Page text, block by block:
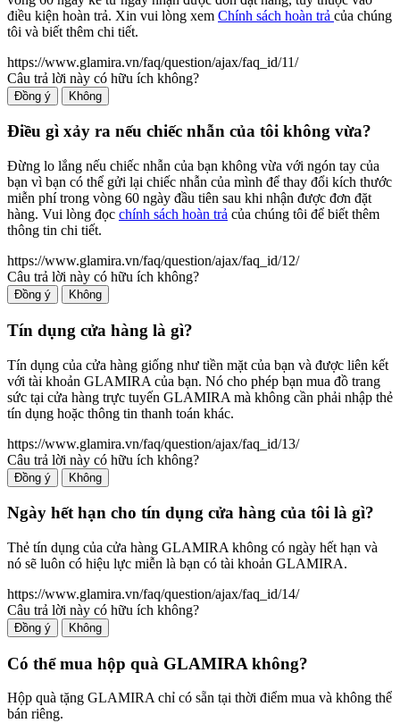
điều kiện hoàn trả. Xin vui lòng xem Chính sách hoàn trả của chúng
tôi và biết thêm chi tiết.
https://www.glamira.vn/faq/question/ajax/faq_id/11/
Câu trả lời này có hữu ích không?
Đồng ý Không
Điều gì xảy ra nếu chiếc nhẫn của tôi không vừa?
Đừng lo lắng nếu chiếc nhẫn của bạn không vừa với ngón tay của
bạn vì bạn có thể gửi lại chiếc nhẫn của mình để thay đổi kích thước
miễn phí trong vòng 60 ngày đầu tiên sau khi nhận được đơn đặt
hàng. Vui lòng đọc chính sách hoàn trả của chúng tôi để biết thêm
thông tin chi tiết.
https://www.glamira.vn/faq/question/ajax/faq_id/12/
Câu trả lời này có hữu ích không?
Đồng ý Không
Tín dụng cửa hàng là gì?
Tín dụng của cửa hàng giống như tiền mặt của bạn và được liên kết
với tài khoản GLAMIRA của bạn. Nó cho phép bạn mua đồ trang
sức tại cửa hàng trực tuyến GLAMIRA mà không cần phải nhập thẻ
tín dụng hoặc thông tin thanh toán khác.
https://www.glamira.vn/faq/question/ajax/faq_id/13/
Câu trả lời này có hữu ích không?
Đồng ý Không
Ngày hết hạn cho tín dụng cửa hàng của tôi là gì?
Thẻ tín dụng của cửa hàng GLAMIRA không có ngày hết hạn và
nó sẽ luôn có hiệu lực miễn là bạn có tài khoản GLAMIRA.
https://www.glamira.vn/faq/question/ajax/faq_id/14/
Câu trả lời này có hữu ích không?
Đồng ý Không
Có thể mua hộp quà GLAMIRA không?
Hộp quà tặng GLAMIRA chỉ có sẵn tại thời điểm mua và không thể
bán riêng.